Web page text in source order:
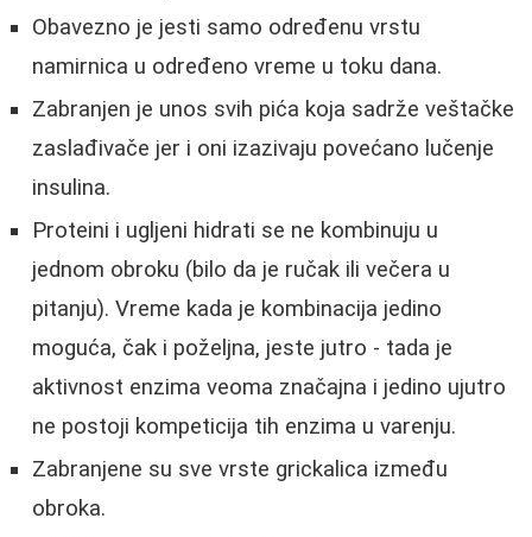
Obavezno je jesti samo određenu vrstu
namirnica u određeno vreme u toku dana.
Zabranjen je unos svih pića koja sadrže veštačke
zaslađivače jer i oni izazivaju povećano lučenje
insulina.
Proteini i ugljeni hidrati se ne kombinuju u
jednom obroku (bilo da je ručak ili večera u
pitanju). Vreme kada je kombinacija jedino
moguća, čak i poželjna, jeste jutro - tada je
aktivnost enzima veoma značajna i jedino ujutro
ne postoji kompeticija tih enzima u varenju.
Zabranjene su sve vrste grickalica između
obroka.